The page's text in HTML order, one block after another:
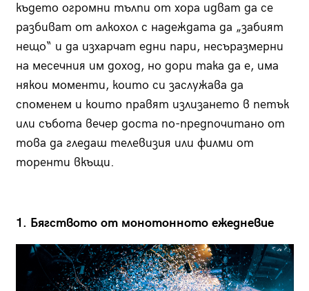
където огромни тълпи от хора идват да се
разбиват от алкохол с надеждата да „забият
нещо“ и да изхарчат едни пари, несъразмерни
на месечния им доход, но дори така да е, има
някои моменти, които си заслужава да
споменем и които правят излизането в петък
или събота вечер доста по-предпочитано от
това да гледаш телевизия или филми от
торенти вкъщи.
1. Бягството от монотонното ежедневие